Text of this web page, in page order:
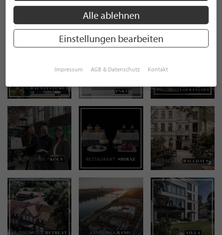
STILPUNKTE AUF
INSTAGRAM
Alle ablehnen
Einstellungen bearbeiten
Impressum AGB & Datenschutz Kontakt